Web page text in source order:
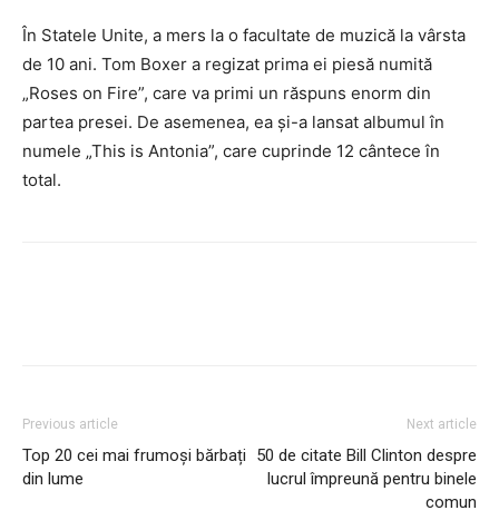
În Statele Unite, a mers la o facultate de muzică la vârsta
de 10 ani. Tom Boxer a regizat prima ei piesă numită
„Roses on Fire”, care va primi un răspuns enorm din
partea presei. De asemenea, ea și-a lansat albumul în
numele „This is Antonia”, care cuprinde 12 cântece în
total.
Previous article
Top 20 cei mai frumoși bărbați
din lume
Next article
50 de citate Bill Clinton despre
lucrul împreună pentru binele
comun